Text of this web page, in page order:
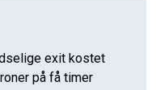
exit kostet
på få timer